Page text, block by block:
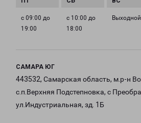
с 09:00 до
19:00
с 10:00 до
18:00
Выходной
САМАРА ЮГ
443532, Самарская область, м.р-н
с.п.Верхняя Подстепновка, с
ул.Индустриальная, зд. 1Б